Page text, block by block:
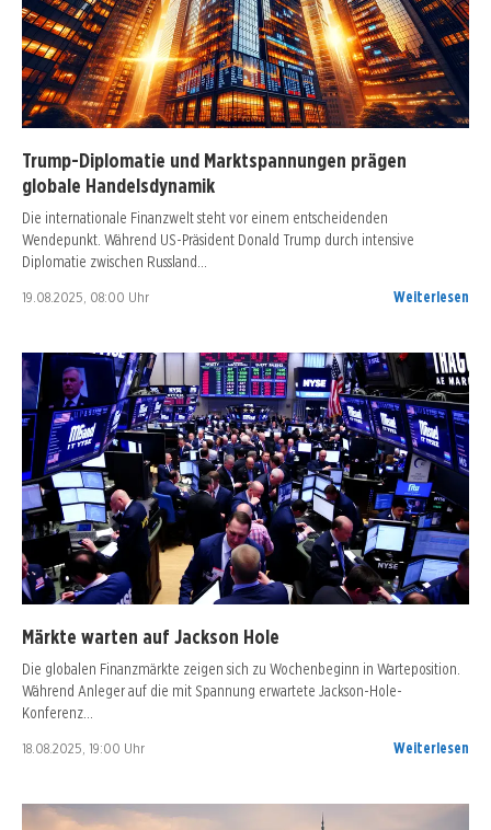
Trump-Diplomatie und Marktspannungen prägen
globale Handelsdynamik
Die internationale Finanzwelt steht vor einem entscheidenden
Wendepunkt. Während US-Präsident Donald Trump durch intensive
Diplomatie zwischen Russland…
19.08.2025, 08:00 Uhr Weiterlesen
Märkte warten auf Jackson Hole
Die globalen Finanzmärkte zeigen sich zu Wochenbeginn in Warteposition.
Während Anleger auf die mit Spannung erwartete Jackson-Hole-
Konferenz…
18.08.2025, 19:00 Uhr Weiterlesen